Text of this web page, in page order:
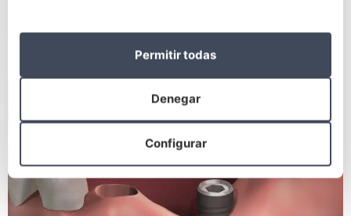
endodoncia, implantes dentales, empastes y ortopedia
Configurar
Denegar
Permitir todas